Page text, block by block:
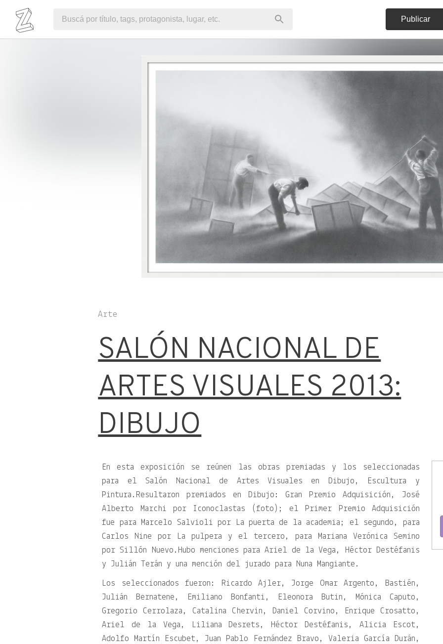
Publicar
Arte
SALÓN NACIONAL DE
ARTES VISUALES 2013:
DIBUJO
En esta exposición se reúnen las obras premiadas y los seleccionadas
para el Salón Nacional de Artes Visuales en Dibujo, Escultura y
Pintura.Resultaron premiados en Dibujo: Gran Premio Adquisición, José
Alberto Marchi por Iconoclastas (foto); el Primer Premio Adquisición
fue para Marcelo Salvioli por La puerta de la academia; el segundo, para
Carlos Nine por La pulpera y el tercero, para Mariana Verónica Semino
por Sillón Nuevo.Hubo menciones para Ariel de la Vega, Héctor Destéfanis
y Julián Terán y una mención del jurado para Nuna Mangiante.
Los seleccionados fueron: Ricardo Ajler, Jorge Omar Argento, Bastién,
Julián Bernatene, Emiliano Bonfanti, Eleonora Butin, Mónica Caputo,
Gregorio Cerrolaza, Catalina Chervin, Daniel Corvino, Enrique Crosatto,
Ariel de la Vega, Liliana Desrets, Héctor Destéfanis, Alicia Escot,
Adolfo Martín Escubet, Juan Pablo Fernández Bravo, Valeria García Durán,